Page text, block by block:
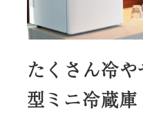
たくさん冷
型ミニ冷蔵庫